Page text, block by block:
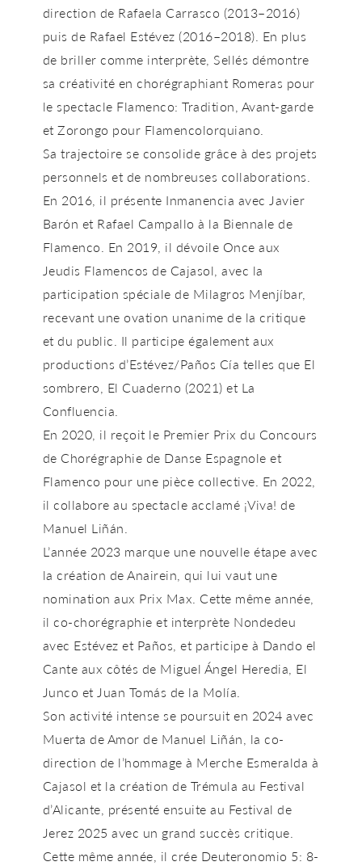
direction de Rafaela Carrasco (2013–2016)
puis de Rafael Estévez (2016–2018). En plus
de briller comme interprète, Sellés démontre
sa créativité en chorégraphiant Romeras pour
le spectacle Flamenco: Tradition, Avant-garde
etZorongo pour Flamencolorquiano.
Sa trajectoire se consolide grâce à des projets
personnels et de nombreuses collaborations.
En 2016, il présente Inmanencia avec Javier
Barón et Rafael Campallo à la Biennale de
Flamenco. En 2019, il dévoile Once aux
Jeudis Flamencos de Cajasol, avec la
participation spéciale de Milagros Menjíbar,
recevant une ovation unanime de la critique
et du public. Il participe également aux
productions d’Estévez/Paños Cía telles que El
sombrero, El Cuaderno (2021) et La
Confluencia.
En 2020, il reçoit le Premier Prix du Concours
de Chorégraphie de Danse Espagnole et
Flamenco pour une pièce collective. En 2022,
il collabore au spectacle acclamé ¡Viva! de
Manuel Liñán.
L’année 2023 marque une nouvelle étape avec
la création deAnairein, qui lui vaut une
nomination aux Prix Max. Cette même année,
il co-chorégraphie et interprète Nondedeu
avec Estévez et Paños, et participe à Dando el
Cante aux côtés de Miguel Ángel Heredia, El
Junco et Juan Tomás de la Molía.
Son activité intense se poursuit en 2024 avec
Muerta de Amor de Manuel Liñán, la co-
direction de l’hommage à Merche Esmeralda à
Cajasol et la création de Trémula au Festival
d’Alicante, présenté ensuite au Festival de
Jerez 2025 avec un grand succès critique.
Cette même année, il crée Deuteronomio 5: 8-